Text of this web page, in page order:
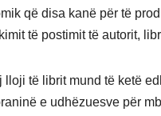
që disa kanë për të
të postimit të autorit,
lloji të librit mund të ketë
e udhëzuesve për